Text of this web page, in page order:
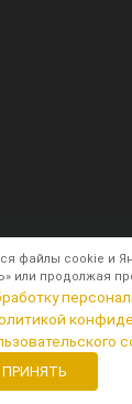
файлы cookie и
или продолжая
ПРИНЯТЬ